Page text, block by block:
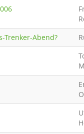
Trenker-Abend?